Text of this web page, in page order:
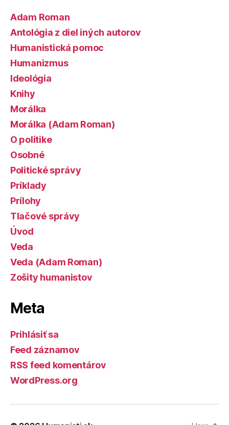
Adam Roman
Antológia z diel iných autorov
Humanistická pomoc
Humanizmus
Ideológia
Knihy
Morálka
Morálka (Adam Roman)
O politike
Osobné
Politické správy
Príklady
Prílohy
Tlačové správy
Úvod
Veda
Veda (Adam Roman)
Zošity humanistov
Meta
Prihlásiť sa
Feed záznamov
RSS feed komentárov
WordPress.org